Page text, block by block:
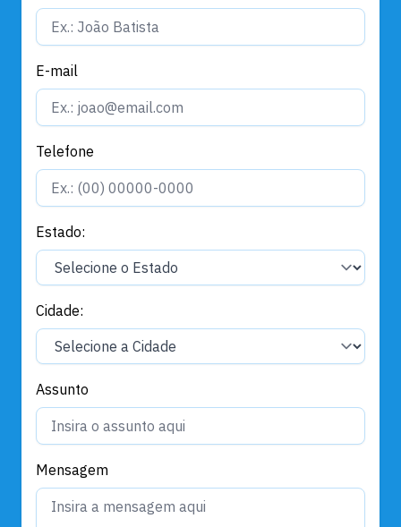
E-mail
Telefone
Estado:
Cidade:
Assunto
Mensagem